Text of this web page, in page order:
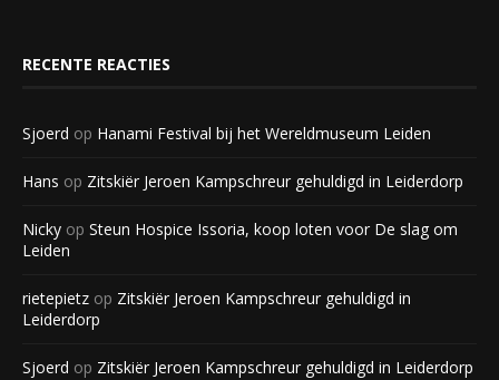
RECENTE REACTIES
Sjoerd op Hanami Festival bij het Wereldmuseum Leiden
Hans op Zitskiër Jeroen Kampschreur gehuldigd in Leiderdorp
Nicky op Steun Hospice Issoria, koop loten voor De slag om
Leiden
rietepietz op Zitskiër Jeroen Kampschreur gehuldigd in
Leiderdorp
Sjoerd op Zitskiër Jeroen Kampschreur gehuldigd in Leiderdorp